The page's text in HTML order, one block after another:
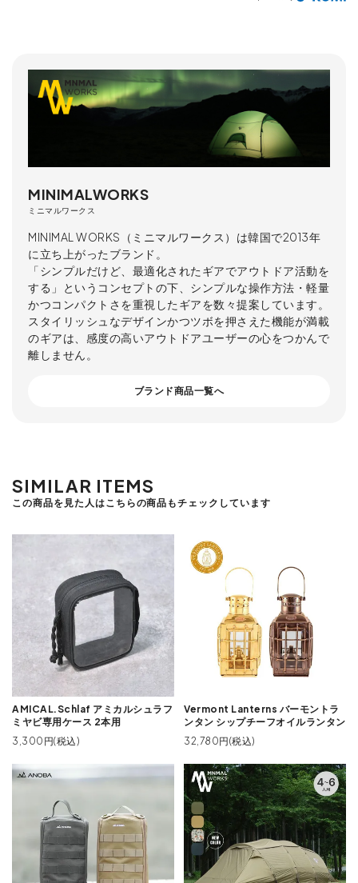
MINIMALWORKS
ミニマルワークス
MINIMAL WORKS（ミニマルワークス）は韓国で2013年
に立ち上がったブランド。
「シンプルだけど、最適化されたギアでアウトドア活動を
する」というコンセプトの下、シンプルな操作方法・軽量
かつコンパクトさを重視したギアを数々提案しています。
スタイリッシュなデザインかつツボを押さえた機能が満載
のギアは、感度の高いアウトドアユーザーの心をつかんで
離しません。
ブランド商品一覧へ
SIMILAR ITEMS
この商品を見た人はこちらの商品もチェックしています
AMICAL.Schlaf アミカルシュラフ
ミヤビ専用ケース 2本用
3,300円(税込)
Vermont Lanterns バーモントラ
ンタン シップチーフオイルランタン
32,780円(税込)